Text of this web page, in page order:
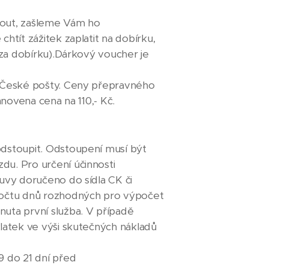
zašleme Vám ho
zážitek zaplatit na dobírku,
dobírku).Dárkový voucher je
pošty. Ceny přepravného
cena na 110,- Kč.
Odstoupení musí být
Pro určení účinnosti
doručeno do sídla CK či
dnů rozhodných pro výpočet
první služba. V případě
ve výši skutečných nákladů
do 21 dní před